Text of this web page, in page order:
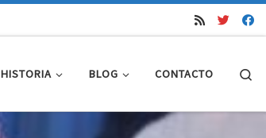
HISTORIA BLOG CONTACTO